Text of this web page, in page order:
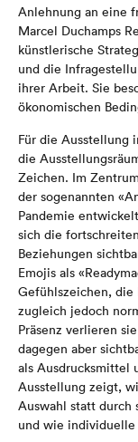
Anlehnung an eine
Marcel Duchamps
künstlerische
und die
ihrer Arbeit. Sie
ökonomischen
Für die Ausstellung
die
Zeichen. Im
der sogenannten
Pandemie
sich die
Beziehungen
Emojis als
Gefühlszeichen,
zugleich jedoch
Präsenz verlieren
dagegen aber
als Ausdrucksmittel
Ausstellung zeigt,
Auswahl statt durch
und wie individuelle